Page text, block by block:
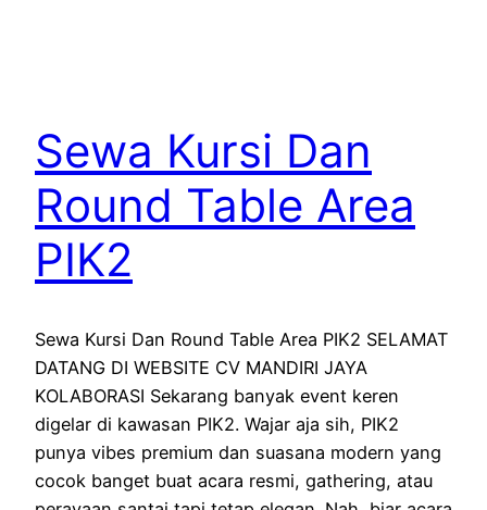
Sewa Kursi Dan
Round Table Area
PIK2
Sewa Kursi Dan Round Table Area PIK2 SELAMAT
DATANG DI WEBSITE CV MANDIRI JAYA
KOLABORASI Sekarang banyak event keren
digelar di kawasan PIK2. Wajar aja sih, PIK2
punya vibes premium dan suasana modern yang
cocok banget buat acara resmi, gathering, atau